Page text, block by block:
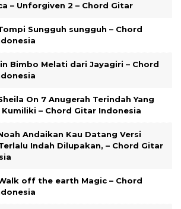
– Unforgiven 2 – Chord Gitar
Sungguh sungguh – Chord
Bimbo Melati dari Jayagiri – Chord
On 7 Anugerah Terindah Yang
Kumiliki – Chord Gitar Indonesia
Andaikan Kau Datang Versi
Indah Dilupakan, – Chord Gitar
off the earth Magic – Chord